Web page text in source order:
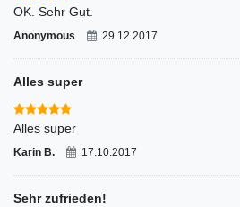
OK. Sehr Gut.
Anonymous 29.12.2017
Alles super
Alles super
Karin B. 17.10.2017
Sehr zufrieden!